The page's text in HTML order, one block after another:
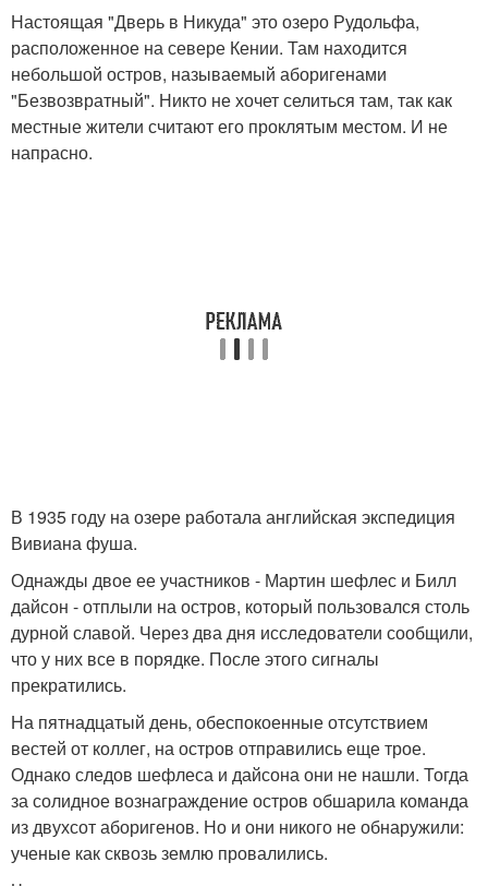
Настоящая "Дверь в Никуда" это озеро Рудольфа,
расположенное на севере Кении. Там находится
небольшой остров, называемый аборигенами
"Безвозвратный". Никто не хочет селиться там, так как
местные жители считают его проклятым местом. И не
напрасно.
В 1935 году на озере работала английская экспедиция
Вивиана фуша.
Однажды двое ее участников - Мартин шефлес и Билл
дайсон - отплыли на остров, который пользовался столь
дурной славой. Через два дня исследователи сообщили,
что у них все в порядке. После этого сигналы
прекратились.
На пятнадцатый день, обеспокоенные отсутствием
вестей от коллег, на остров отправились еще трое.
Однако следов шефлеса и дайсона они не нашли. Тогда
за солидное вознаграждение остров обшарила команда
из двухсот аборигенов. Но и они никого не обнаружили:
ученые как сквозь землю провалились.